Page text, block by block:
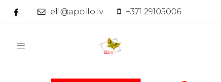
eli@apollo.lv +371 29105006
Toggle